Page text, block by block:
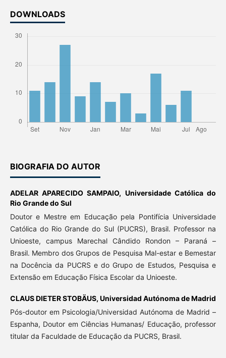
DOWNLOADS
BIOGRAFIA DO AUTOR
ADELAR APARECIDO SAMPAIO, Universidade Católica do
Rio Grande do Sul
Doutor e Mestre em Educação pela Pontifícia Universidade
Católica do Rio Grande do Sul (PUCRS), Brasil. Professor na
Unioeste, campus Marechal Cândido Rondon – Paraná –
Brasil. Membro dos Grupos de Pesquisa Mal-estar e Bemestar
na Docência da PUCRS e do Grupo de Estudos, Pesquisa e
Extensão em Educação Física Escolar da Unioeste.
CLAUS DIETER STOBÄUS, Universidad Autónoma de Madrid
Pós-doutor em Psicologia/Universidad Autónoma de Madrid –
Espanha, Doutor em Ciências Humanas/ Educação, professor
titular da Faculdade de Educação da PUCRS, Brasil.